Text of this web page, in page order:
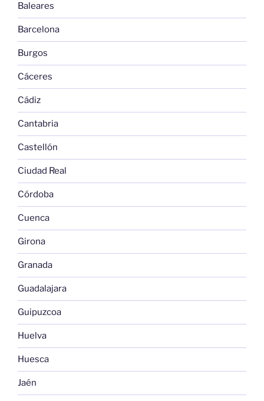
Baleares
Barcelona
Burgos
Cáceres
Cádiz
Cantabria
Castellón
Ciudad Real
Córdoba
Cuenca
Girona
Granada
Guadalajara
Guipuzcoa
Huelva
Huesca
Jaén